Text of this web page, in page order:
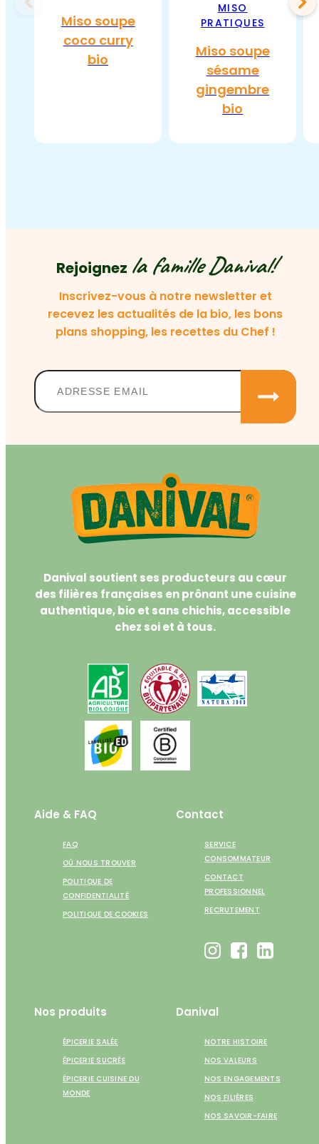
Miso soupe
coco curry
bio
MISO
PRATIQUES
Miso soupe
sésame
gingembre
bio
Rejoignez la famille Danival!
Inscrivez-vous à notre newsletter et
recevez les actualités de la bio, les bons
plans shopping, les recettes du Chef !
Danival soutient ses producteurs au cœur
des filières françaises en prônant une cuisine
authentique, bio et sans chichis, accessible
chez soi et à tous.
Nos produits
ÉPICERIE SALÉE
ÉPICERIE SUCRÉE
ÉPICERIE CUISINE DU
MONDE
Danival
NOTRE HISTOIRE
NOS VALEURS
NOS ENGAGEMENTS
NOS FILIÈRES
NOS SAVOIR-FAIRE
Aide & FAQ
FAQ
OÙ NOUS TROUVER
POLITIQUE DE
CONFIDENTIALITÉ
POLITIQUE DE COOKIES
Contact
SERVICE
CONSOMMATEUR
CONTACT
PROFESSIONNEL
RECRUTEMENT